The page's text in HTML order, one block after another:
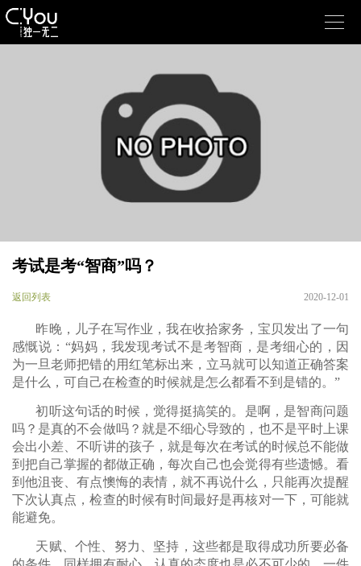

考试是考“智商”吗？
返回列表 2020-12-01
昨晚，儿子在写作业，我在收拾家务，宝贝发出了一句
感慨说：“妈妈，我发现考试不是考智商，是考细心的，因
为一旦老师把错的用红笔标出来，立马就可以知道正确答案
是什么，可自己在检查的时候就是怎么都看不到是错的。”
初听这句话的时候，觉得挺搞笑的。是啊，是智商问题
吗？是真的不会做吗？就是不细心导致的，也不是平时上课
会出小差、不听讲的孩子，就是每次在考试的时候总不能做
到把自己掌握的都做正确，每次自己也会觉得有些遗憾。看
到他沮丧、有点懊悔的表情，就不再说什么，只能再次提醒
下次认真点，检查的时候有时间最好是再核对一下，可能就
能避免。
天赋、个性、努力、坚持，这些都是取得成功所要必备